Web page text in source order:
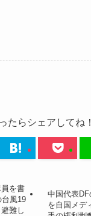
たらシェアしてね！
を書
風19
難し
中国代表DF
を自国メデ